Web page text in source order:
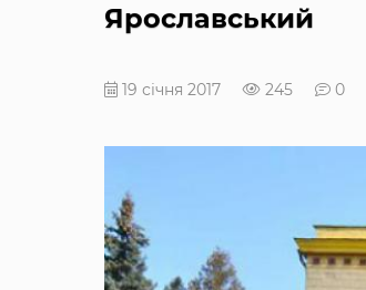
Ярославський
19 січня 2017 245 0